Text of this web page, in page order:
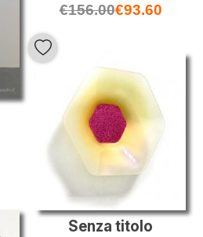
€156.00€93.60
Senza titolo